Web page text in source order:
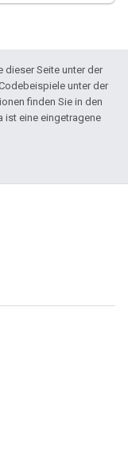
dieser Seite unter der
unter der
finden Sie in den
ist eine eingetragene